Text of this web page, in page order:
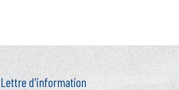
Lettre d'information